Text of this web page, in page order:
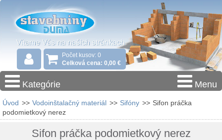
Počet kusov: 0
Celková cena: 0,00 €
Kategórie Menu
Úvod >> Vodoinštalačný materiál >> Sifóny >> Sifon práčka
podomietkový nerez
Sifon práčka podomietkový nerez